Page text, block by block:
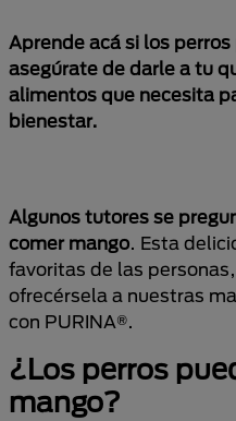
Aprende acá si los
asegúrate de darle a tu
alimentos que necesita
bienestar.
Algunos tutores se
comer mango. Esta
favoritas de las
ofrecérsela a nuestras
con PURINA®.
¿Los perros
mango?